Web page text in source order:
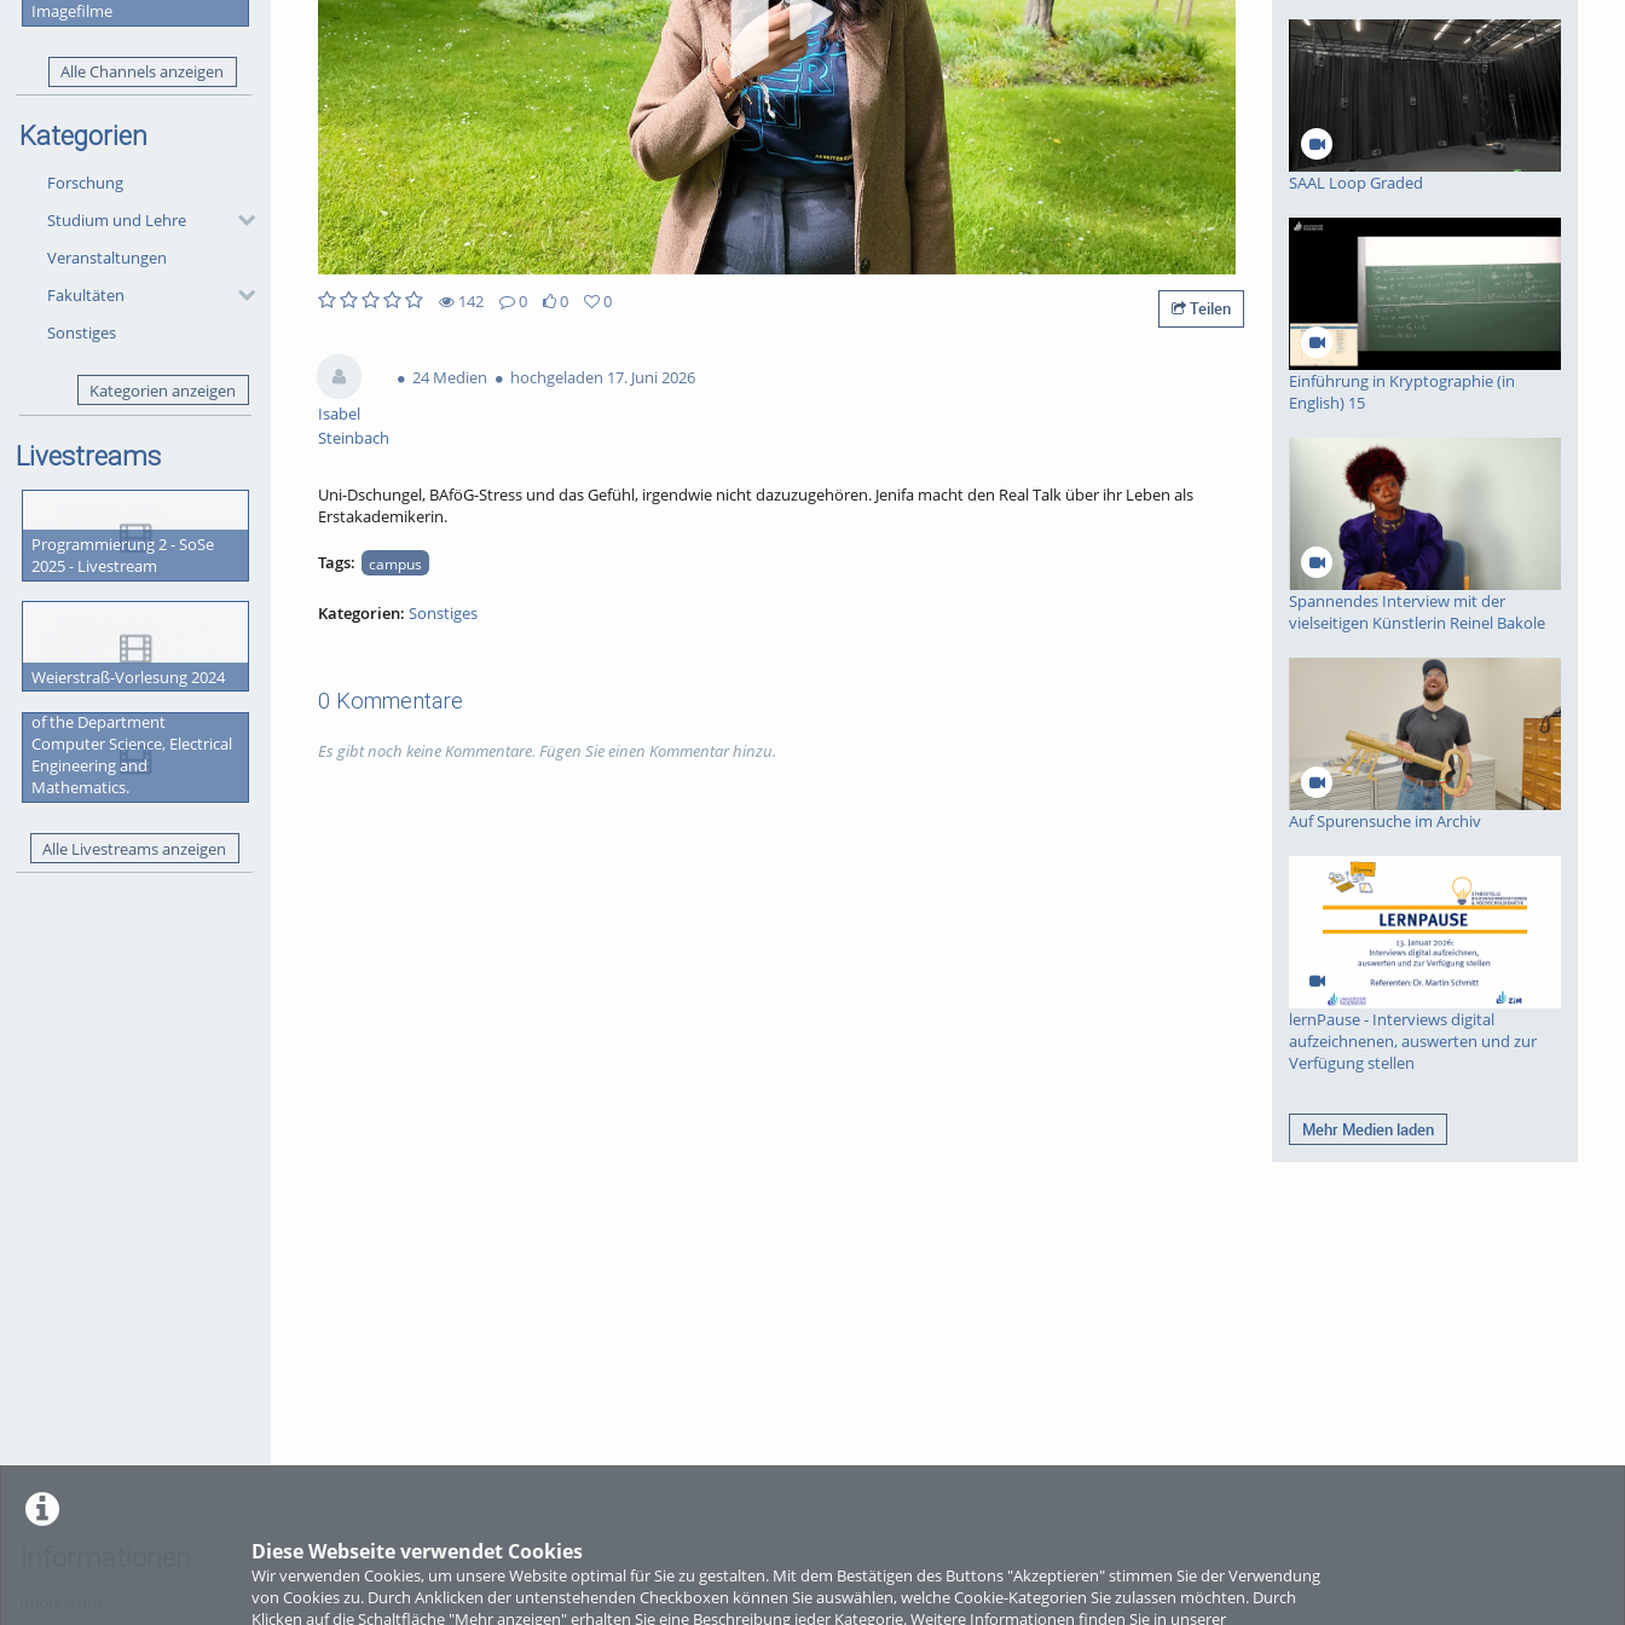
Diese Webseite verwendet Cookies
Wir verwenden Cookies, um unsere Website optimal für Sie zu gestalten. Mit dem Bestätigen des Buttons "Akzeptieren" stimmen Sie der Verwendung
von Cookies zu. Durch Anklicken der untenstehenden Checkboxen können Sie auswählen, welche Cookie-Kategorien Sie zulassen möchten. Durch
Klicken auf die Schaltfläche "Mehr anzeigen" erhalten Sie eine Beschreibung jeder Kategorie. Weitere Informationen finden Sie in unserer
Imagefilme
Alle Channels anzeigen
Kategorien
Forschung
Studium und Lehre
Veranstaltungen
Fakultäten
Sonstiges
Kategorien anzeigen
Livestreams
Programmierung 2 - SoSe
2025 - Livestream
Weierstraß-Vorlesung 2024
of the Department
Computer Science, Electrical
Engineering and
Mathematics.
Alle Livestreams anzeigen
142
views
0
Kommentare
0
0
Teilen
Isabel
Steinbach
24 Medien hochgeladen 17. Juni 2026
Uni-Dschungel, BAföG-Stress und das Gefühl, irgendwie nicht dazuzugehören. Jenifa macht den Real Talk über ihr Leben als
Erstakademikerin.
Tags: campus
Kategorien: Sonstiges
0 Kommentare
Es gibt noch keine Kommentare. Fügen Sie einen Kommentar hinzu.
SAAL Loop Graded
Einführung in Kryptographie (in
English) 15
Spannendes Interview mit der
vielseitigen Künstlerin Reinel Bakole
Auf Spurensuche im Archiv
lernPause - Interviews digital
aufzeichnenen, auswerten und zur
Verfügung stellen
Mehr Medien laden